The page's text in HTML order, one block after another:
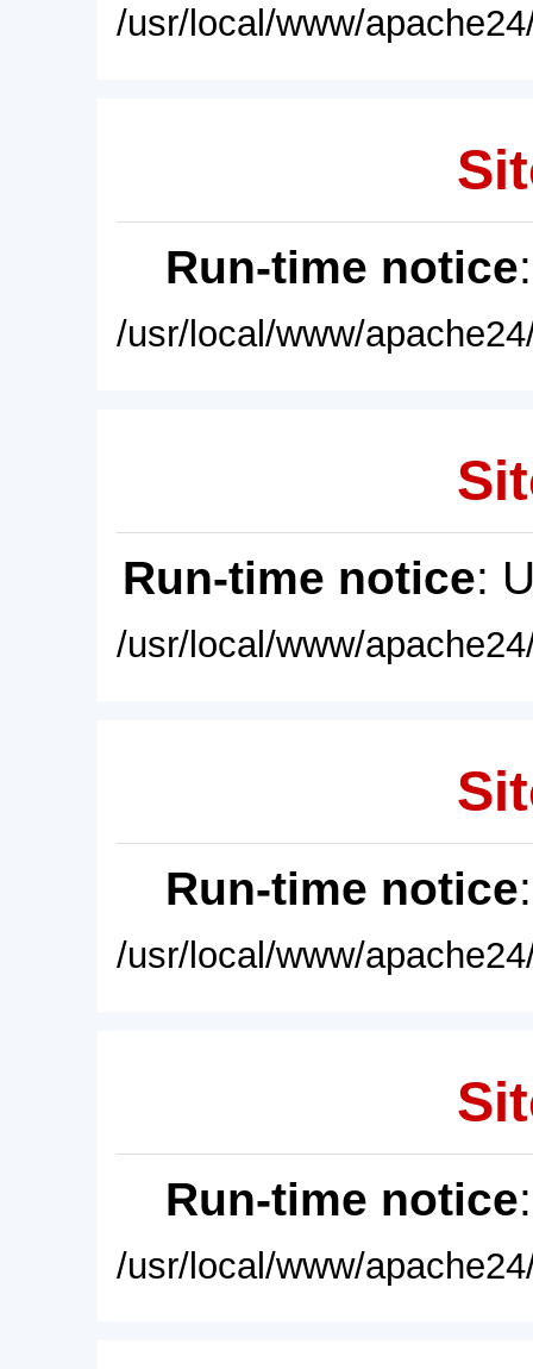
/usr/local/www/
Run-time notice
/usr/local/www/
Run-time notice:
/usr/local/www/
Run-time notice
/usr/local/www/
Run-time notice
/usr/local/www/